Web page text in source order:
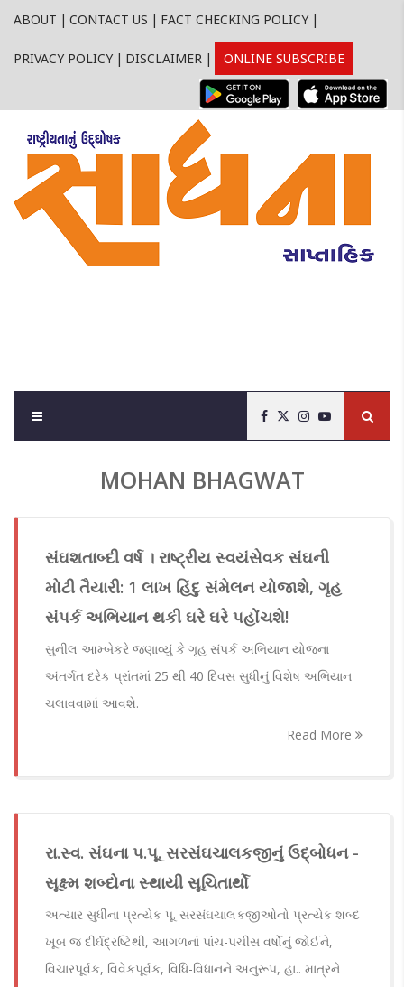
ABOUT | CONTACT US | FACT CHECKING POLICY |
PRIVACY POLICY | DISCLAIMER | ONLINE SUBSCRIBE
MOHAN BHAGWAT
સંઘશતાબ્દી વર્ષ । રાષ્ટ્રીય સ્વયંસેવક સંઘની
મોટી તૈયારી: 1 લાખ હિંદુ સંમેલન યોજાશે, ગૃહ
સંપર્ક અભિયાન થકી ઘરે ઘરે પહોંચશે!
સુનીલ આમ્બેકરે જણાવ્યું કે ગૃહ સંપર્ક અભિયાન યોજના
અંતર્ગત દરેક પ્રાંતમાં 25 થી 40 દિવસ સુધીનું વિશેષ અભિયાન
ચલાવવામાં આવશે.
Read More
રા.સ્વ. સંઘના પ.પૂ. સરસંઘચાલકજીનું ઉદ્બોધન -
સૂક્ષ્મ શબ્દોના સ્થાયી સૂચિતાર્થો
અત્યાર સુધીના પ્રત્યેક પૂ. સરસંઘચાલકજીઓનો પ્રત્યેક શબ્દ
ખૂબ જ દીર્ઘદ્રષ્ટિથી, આગળનાં પાંચ-પચીસ વર્ષોનું જોઈને,
વિચારપૂર્વક, વિવેકપૂર્વક, વિધિ-વિધાનને અનુરૂપ, હા.. માત્રને